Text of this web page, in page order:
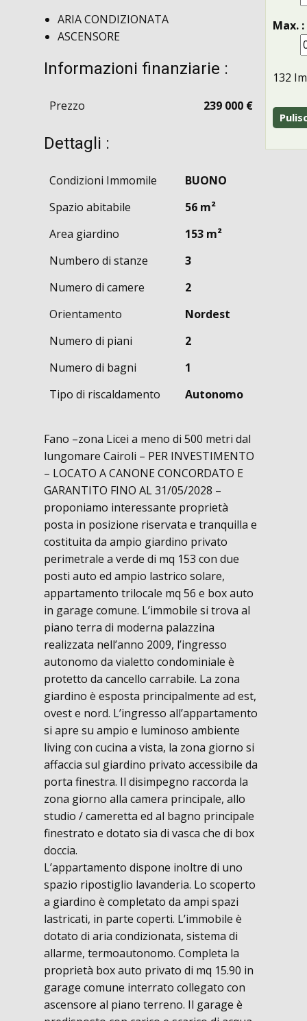
ARIA CONDIZIONATA
ASCENSORE
Informazioni finanziarie :
Prezzo 239 000 €
Dettagli :
Condizioni Immomile
BUONO
Spazio abitabile
56 m²
Area giardino
153 m²
Numbero di stanze
3
Numero di camere
2
Orientamento
Nordest
Numero di piani
2
Numero di bagni
1
Tipo di riscaldamento
Autonomo
Fano –zona Licei a meno di 500 metri dal
lungomare Cairoli – PER INVESTIMENTO
– LOCATO A CANONE CONCORDATO E
GARANTITO FINO AL 31/05/2028 –
proponiamo interessante proprietà
posta in posizione riservata e tranquilla e
costituita da ampio giardino privato
perimetrale a verde di mq 153 con due
posti auto ed ampio lastrico solare,
appartamento trilocale mq 56 e box auto
in garage comune. L’immobile si trova al
piano terra di moderna palazzina
realizzata nell’anno 2009, l’ingresso
autonomo da vialetto condominiale è
protetto da cancello carrabile. La zona
giardino è esposta principalmente ad est,
ovest e nord. L’ingresso all’appartamento
si apre su ampio e luminoso ambiente
living con cucina a vista, la zona giorno si
affaccia sul giardino privato accessibile da
porta finestra. Il disimpegno raccorda la
zona giorno alla camera principale, allo
studio / cameretta ed al bagno principale
finestrato e dotato sia di vasca che di box
doccia.
L’appartamento dispone inoltre di uno
spazio ripostiglio lavanderia. Lo scoperto
a giardino è completato da ampi spazi
lastricati, in parte coperti. L’immobile è
dotato di aria condizionata, sistema di
allarme, termoautonomo. Completa la
proprietà box auto privato di mq 15.90 in
garage comune interrato collegato con
ascensore al piano terreno. Il garage è
Max. :
132